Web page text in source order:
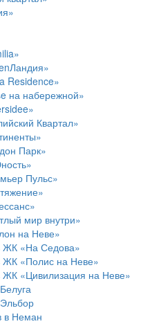
Residence»
на набережной»
Квартал»
Парк»
Пульс»
мир внутри»
на Неве»
ЖК «На Седова»
ЖК «Полис на Неве»
«Цивилизация на Неве»
в Неман